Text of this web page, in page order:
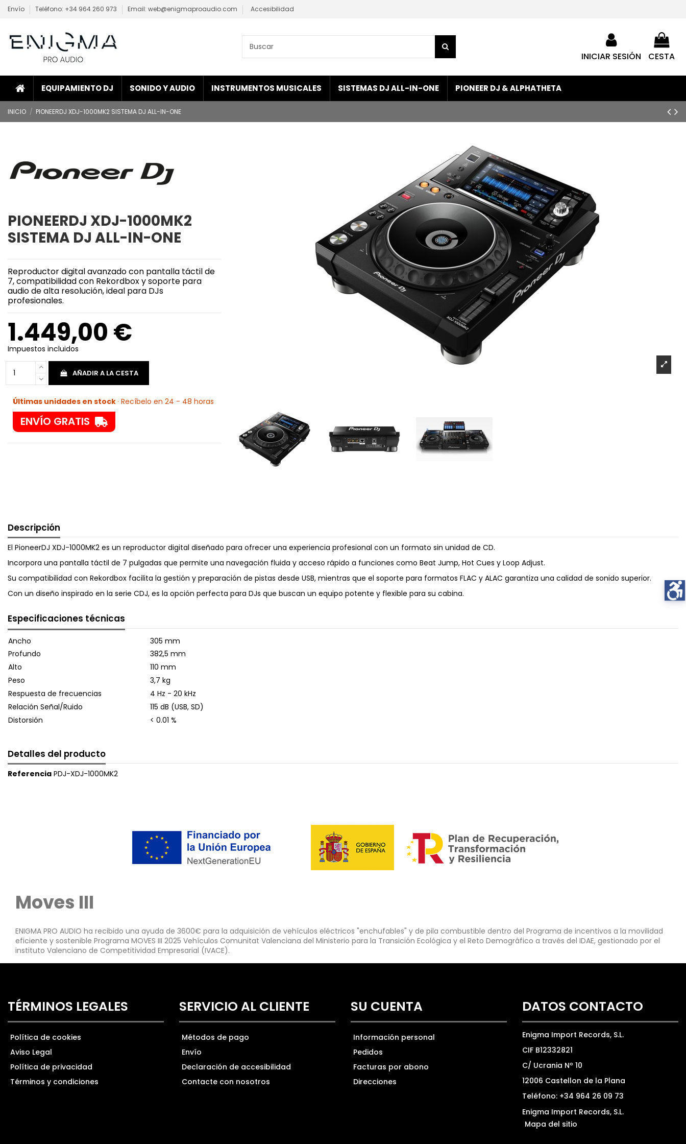
Envío Teléfono: +34 964 260 973 Email: web@enigmaproaudio.com Accesibilidad
INICIAR SESIÓN CESTA
EQUIPAMIENTO DJ SONIDO Y AUDIO INSTRUMENTOS MUSICALES SISTEMAS DJ ALL-IN-ONE PIONEER DJ & ALPHATHETA
INICIO PIONEERDJ XDJ-1000MK2 SISTEMA DJ ALL-IN-ONE
PIONEERDJ XDJ-1000MK2
SISTEMA DJ ALL-IN-ONE
Reproductor digital avanzado con pantalla táctil de
7, compatibilidad con Rekordbox y soporte para
audio de alta resolución, ideal para DJs
profesionales.
1.449,00 €
Impuestos incluidos
AÑADIR A LA CESTA
Últimas unidades en stock· Recíbelo en 24 - 48 horas
ENVÍO GRATIS
Descripción
El PioneerDJ XDJ-1000MK2 es un reproductor digital diseñado para ofrecer una experiencia profesional con un formato sin unidad de CD.
Incorpora una pantalla táctil de 7 pulgadas que permite una navegación fluida y acceso rápido a funciones como Beat Jump, Hot Cues y Loop Adjust.
Su compatibilidad con Rekordbox facilita la gestión y preparación de pistas desde USB, mientras que el soporte para formatos FLAC y ALAC garantiza una calidad de sonido superior.
Con un diseño inspirado en la serie CDJ, es la opción perfecta para DJs que buscan un equipo potente y flexible para su cabina.
Especificaciones técnicas
Ancho
305 mm
Profundo
382,5 mm
Alto
110 mm
Peso
3,7 kg
Respuesta de frecuencias
4 Hz - 20 kHz
Relación Señal/Ruido
115 dB (USB, SD)
Distorsión
< 0.01 %
Detalles del producto
Referencia PDJ-XDJ-1000MK2
Moves III
ENIGMA PRO AUDIO ha recibido una ayuda de 3600€ para la adquisición de vehículos eléctricos "enchufables" y de pila combustible dentro del Programa de incentivos a la movilidad
eficiente y sostenible Programa MOVES III 2025 Vehículos Comunitat Valenciana del Ministerio para la Transición Ecológica y el Reto Demográfico a través del IDAE, gestionado por el
instituto Valenciano de Competitividad Empresarial (IVACE).
TÉRMINOS LEGALES
Política de cookies
Aviso Legal
Política de privacidad
Términos y condiciones
SERVICIO AL CLIENTE
Métodos de pago
Envío
Declaración de accesibilidad
Contacte con nosotros
SU CUENTA
Información personal
Pedidos
Facturas por abono
Direcciones
DATOS CONTACTO
Enigma Import Records, S.L.
CIF B12332821
C/ Ucrania Nº 10
12006 Castellon de la Plana
Teléfono: +34 964 26 09 73
Enigma Import Records, S.L.
Mapa del sitio